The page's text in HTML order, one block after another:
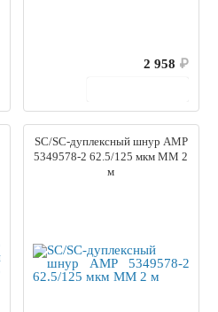
2 958 ₽
SC/SC-дуплексный шнур AMP
5349578-2 62.5/125 мкм MM 2
м